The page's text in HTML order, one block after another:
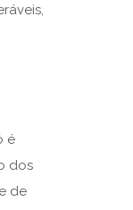
é
dos
de